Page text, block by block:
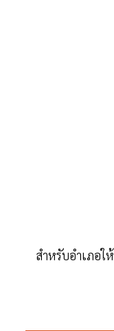
สำหรับอำเภอใ